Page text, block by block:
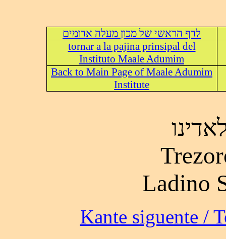
לדף הראשי של מכון מעלה אדומים
tornar a la pajina prinsipal del
Instituto Maale Adumim
Back to Main Page of Maale Adumim
Institute
Ladino